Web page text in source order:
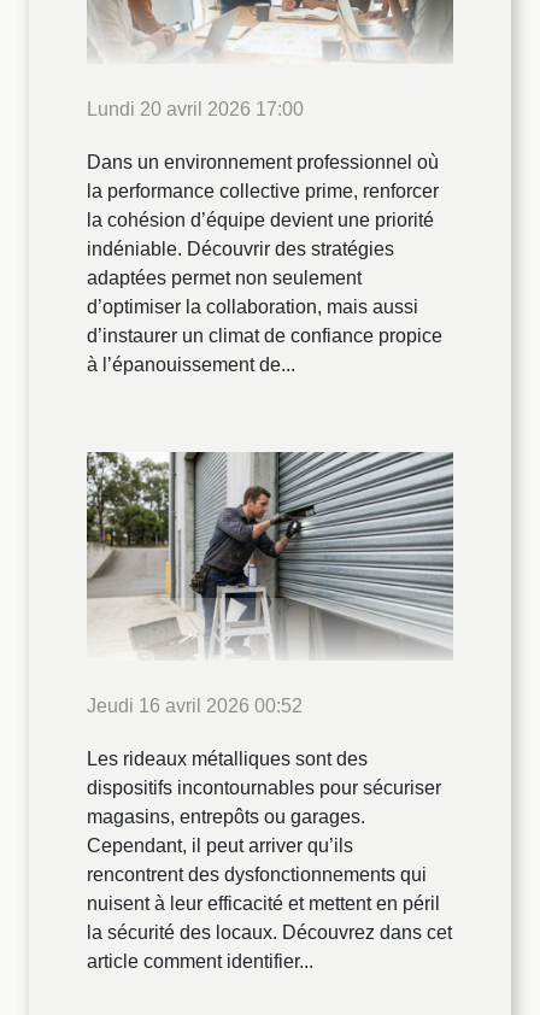
Lundi 20 avril 2026 17:00
Dans un environnement professionnel où
la performance collective prime, renforcer
la cohésion d’équipe devient une priorité
indéniable. Découvrir des stratégies
adaptées permet non seulement
d’optimiser la collaboration, mais aussi
d’instaurer un climat de confiance propice
à l’épanouissement de...
Jeudi 16 avril 2026 00:52
Les rideaux métalliques sont des
dispositifs incontournables pour sécuriser
magasins, entrepôts ou garages.
Cependant, il peut arriver qu’ils
rencontrent des dysfonctionnements qui
nuisent à leur efficacité et mettent en péril
la sécurité des locaux. Découvrez dans cet
article comment identifier...